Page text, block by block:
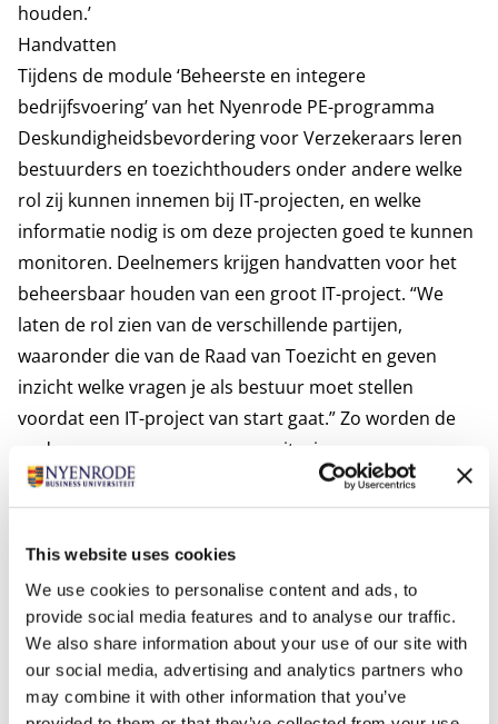
This website uses cookies
We use cookies to personalise content and ads, to
provide social media features and to analyse our traffic.
We also share information about your use of our site with
our social media, advertising and analytics partners who
may combine it with other information that you’ve
houden.’
Handvatten
Tijdens de module ‘Beheerste en integere
bedrijfsvoering’ van het Nyenrode PE-programma
Deskundigheidsbevordering voor Verzekeraars leren
bestuurders en toezichthouders onder andere welke
rol zij kunnen innemen bij IT-projecten, en welke
informatie nodig is om deze projecten goed te kunnen
monitoren. Deelnemers krijgen handvatten voor het
beheersbaar houden van een groot IT-project. “We
laten de rol zien van de verschillende partijen,
waaronder die van de Raad van Toezicht en geven
inzicht welke vragen je als bestuur moet stellen
voordat een IT-project van start gaat.” Zo worden de
onderwerpen governance, monitoring en
projectmanagement-methoden besproken. Wat is
bijvoorbeeld de rol van bestuurders en
commissarissen in de verschillende fasen van IT-
signalen als een project mis dreigt te lopen? En welke
invloed hebben nieuwe methoden als agile, devops,
scrum, tribes en backlogs op de organisatie voor,
tijdens en na invoering van een IT-project?